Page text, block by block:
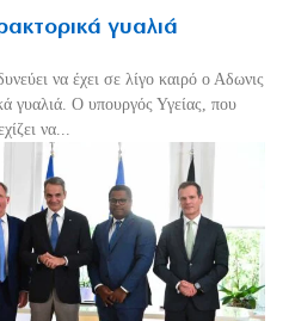
γυαλιά
να έχει σε λίγο καιρό ο Αδωνις
γυαλιά. Ο υπουργός Υγείας, που
να...